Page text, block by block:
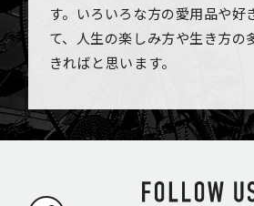
す。いろいろな方の愛用品や好
て、人生の楽しみ方や生き方の
きればと思います。